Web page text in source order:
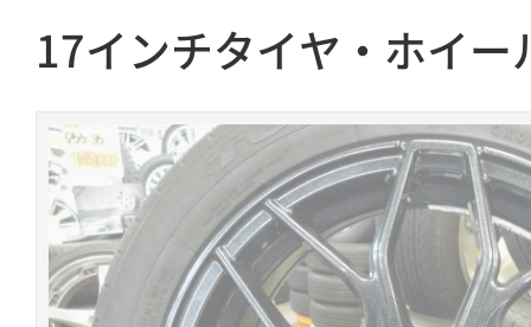
17インチタイヤ・ホイー